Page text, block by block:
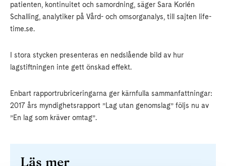
patienten, kontinuitet och samordning, säger Sara Korlén
Schalling, analytiker på Vård- och omsorganalys, till sajten life-
time.se.
I stora stycken presenteras en nedslående bild av hur
lagstiftningen inte gett önskad effekt.
Enbart rapportrubriceringarna ger kärnfulla sammanfattningar:
2017 års myndighetsrapport ”Lag utan genomslag” följs nu av
”En lag som kräver omtag”.
Läs mer